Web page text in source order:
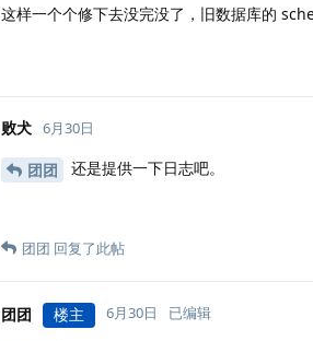
这样一个个修下去没完没了，旧数据库的
败犬 6月30日
团团 还是提供一下日志吧。
团团 回复了此帖
团团 楼主 6月30日 已编辑